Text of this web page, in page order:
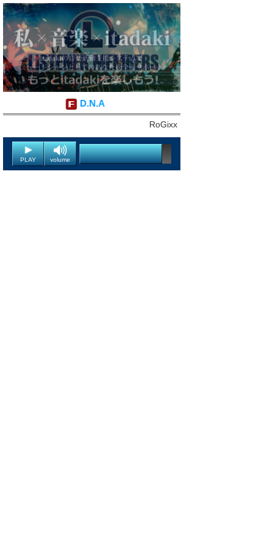
D.N.A
RoGixx
PLAY volume